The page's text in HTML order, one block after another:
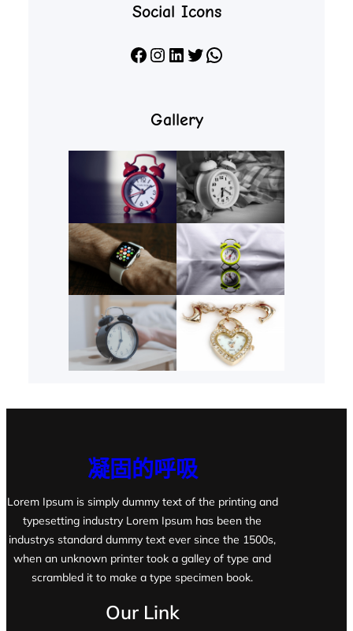
Social Icons
Facebook Instagram LinkedIn X WhatsApp
Gallery
凝固的呼吸
Lorem Ipsum is simply dummy text of the printing and
typesetting industry Lorem Ipsum has been the
industrys standard dummy text ever since the 1500s,
when an unknown printer took a galley of type and
scrambled it to make a type specimen book.
Our Link